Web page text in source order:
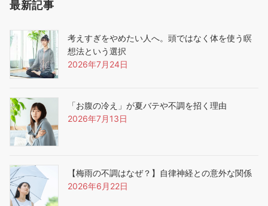
最新記事
考えすぎをやめたい人へ。頭ではなく体を使う瞑
想法という選択
2026年7月24日
「お腹の冷え」が夏バテや不調を招く理由
2026年7月13日
【梅雨の不調はなぜ？】自律神経との意外な関係
2026年6月22日